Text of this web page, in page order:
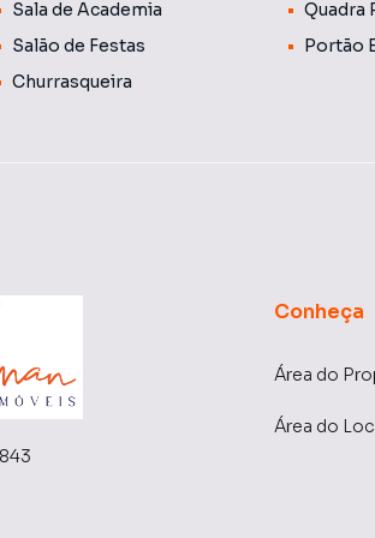
Informações Importantes: O valor do
conforme as despesas mensais do
e geralmente são cobradas
Sala de Academia
Quadra
Salão de Festas
Portão
Churrasqueira
Conheça
Área do
Área do